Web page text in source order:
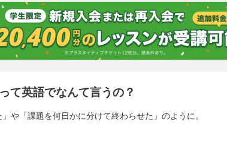
て英語でなんて言うの？
」や「課題を何日かに分けて終わらせた」のように。